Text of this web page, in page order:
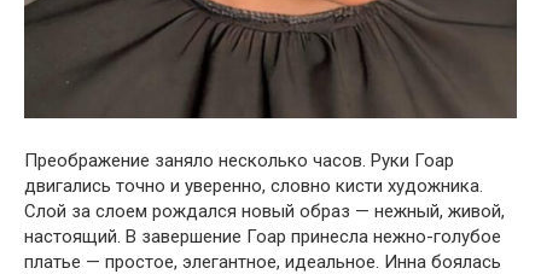
Преображение заняло несколько часов. Руки Гоар
двигались точно и уверенно, словно кисти художника.
Слой за слоем рождался новый образ — нежный, живой,
настоящий. В завершение Гоар принесла нежно-голубое
платье — простое, элегантное, идеальное. Инна боялась